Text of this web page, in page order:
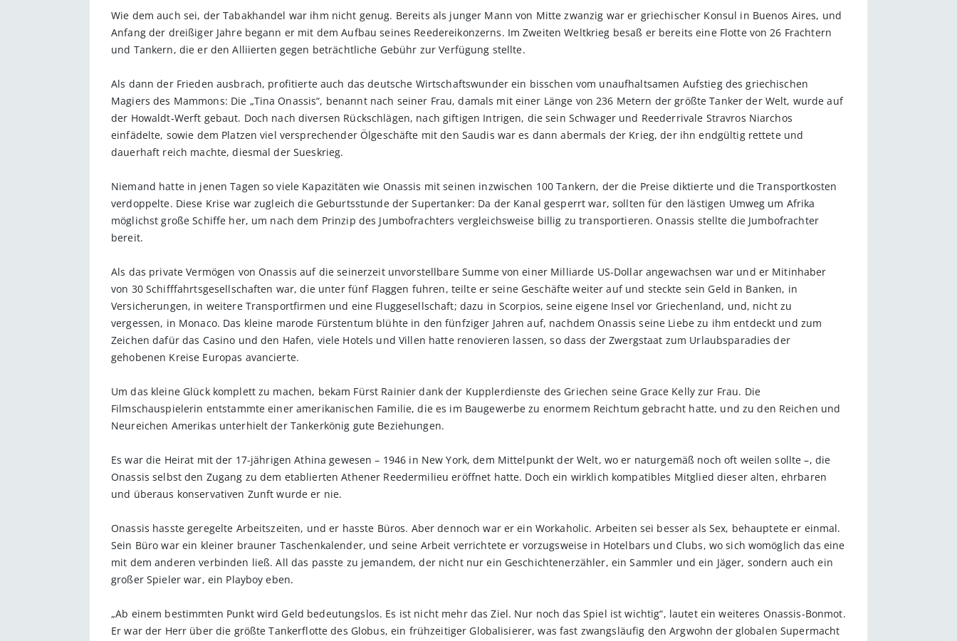
Wie dem auch sei, der Tabakhandel war ihm nicht genug. Bereits als junger Mann von Mitte zwanzig war er griechischer Konsul in Buenos Aires, und
Anfang der dreißiger Jahre begann er mit dem Aufbau seines Reedereikonzerns. Im Zweiten Weltkrieg besaß er bereits eine Flotte von 26 Frachtern
und Tankern, die er den Alliierten gegen beträchtliche Gebühr zur Verfügung stellte.
Als dann der Frieden ausbrach, profitierte auch das deutsche Wirtschaftswunder ein bisschen vom unaufhaltsamen Aufstieg des griechischen
Magiers des Mammons: Die „Tina Onassis“, benannt nach seiner Frau, damals mit einer Länge von 236 Metern der größte Tanker der Welt, wurde auf
der Howaldt-Werft gebaut. Doch nach diversen Rückschlägen, nach giftigen Intrigen, die sein Schwager und Reederrivale Stravros Niarchos
einfädelte, sowie dem Platzen viel versprechender Ölgeschäfte mit den Saudis war es dann abermals der Krieg, der ihn endgültig rettete und
dauerhaft reich machte, diesmal der Sueskrieg.
Niemand hatte in jenen Tagen so viele Kapazitäten wie Onassis mit seinen inzwischen 100 Tankern, der die Preise diktierte und die Transportkosten
verdoppelte. Diese Krise war zugleich die Geburtsstunde der Supertanker: Da der Kanal gesperrt war, sollten für den lästigen Umweg um Afrika
möglichst große Schiffe her, um nach dem Prinzip des Jumbofrachters vergleichsweise billig zu transportieren. Onassis stellte die Jumbofrachter
bereit.
Als das private Vermögen von Onassis auf die seinerzeit unvorstellbare Summe von einer Milliarde US-Dollar angewachsen war und er Mitinhaber
von 30 Schifffahrtsgesellschaften war, die unter fünf Flaggen fuhren, teilte er seine Geschäfte weiter auf und steckte sein Geld in Banken, in
Versicherungen, in weitere Transportfirmen und eine Fluggesellschaft; dazu in Scorpios, seine eigene Insel vor Griechenland, und, nicht zu
vergessen, in Monaco. Das kleine marode Fürstentum blühte in den fünfziger Jahren auf, nachdem Onassis seine Liebe zu ihm entdeckt und zum
Zeichen dafür das Casino und den Hafen, viele Hotels und Villen hatte renovieren lassen, so dass der Zwergstaat zum Urlaubsparadies der
gehobenen Kreise Europas avancierte.
Um das kleine Glück komplett zu machen, bekam Fürst Rainier dank der Kupplerdienste des Griechen seine Grace Kelly zur Frau. Die
Filmschauspielerin entstammte einer amerikanischen Familie, die es im Baugewerbe zu enormem Reichtum gebracht hatte, und zu den Reichen und
Neureichen Amerikas unterhielt der Tankerkönig gute Beziehungen.
Es war die Heirat mit der 17-jährigen Athina gewesen – 1946 in New York, dem Mittelpunkt der Welt, wo er naturgemäß noch oft weilen sollte –, die
Onassis selbst den Zugang zu dem etablierten Athener Reedermilieu eröffnet hatte. Doch ein wirklich kompatibles Mitglied dieser alten, ehrbaren
und überaus konservativen Zunft wurde er nie.
Onassis hasste geregelte Arbeitszeiten, und er hasste Büros. Aber dennoch war er ein Workaholic. Arbeiten sei besser als Sex, behauptete er einmal.
Sein Büro war ein kleiner brauner Taschenkalender, und seine Arbeit verrichtete er vorzugsweise in Hotelbars und Clubs, wo sich womöglich das eine
mit dem anderen verbinden ließ. All das passte zu jemandem, der nicht nur ein Geschichtenerzähler, ein Sammler und ein Jäger, sondern auch ein
großer Spieler war, ein Playboy eben.
„Ab einem bestimmten Punkt wird Geld bedeutungslos. Es ist nicht mehr das Ziel. Nur noch das Spiel ist wichtig“, lautet ein weiteres Onassis-Bonmot.
Er war der Herr über die größte Tankerflotte des Globus, ein frühzeitiger Globalisierer, was fast zwangsläufig den Argwohn der globalen Supermacht